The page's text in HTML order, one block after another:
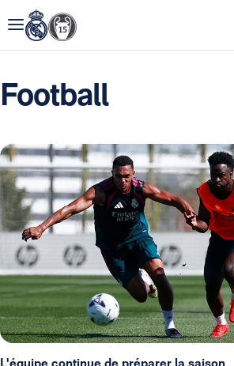
Football